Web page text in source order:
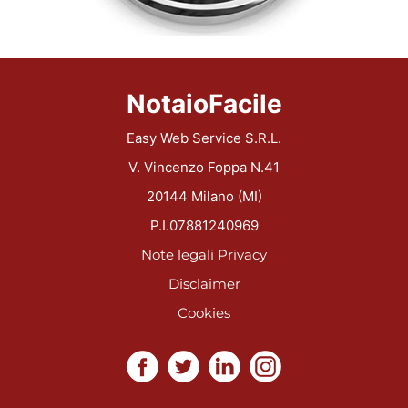
NotaioFacile
Easy Web Service S.R.L.
V. Vincenzo Foppa N.41
20144 Milano (MI)
P.I.07881240969
Note legali Privacy
Disclaimer
Cookies